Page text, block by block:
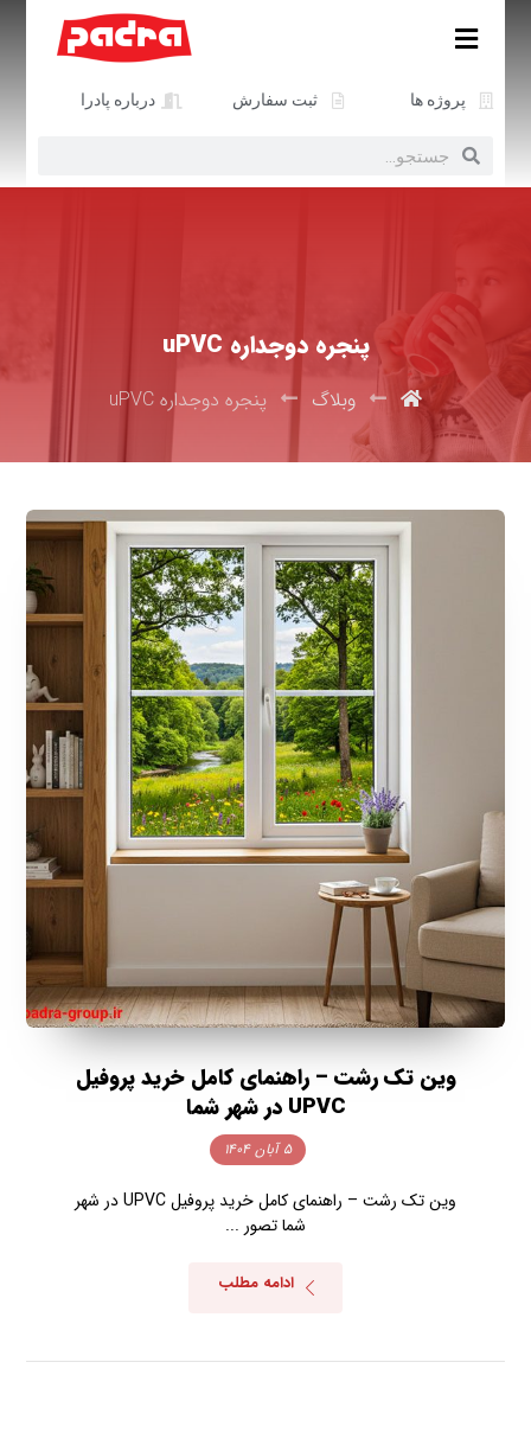
پروژه ها ثبت سفارش درباره پادرا
پنجره دوجداره uPVC
وبلاگ پنجره دوجداره uPVC
وین تک رشت – راهنمای کامل خرید پروفیل
UPVC در شهر شما
۵ آبان ۱۴۰۴
وین تک رشت – راهنمای کامل خرید پروفیل UPVC در شهر
شما تصور ...
ادامه مطلب